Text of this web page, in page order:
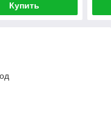
Купить